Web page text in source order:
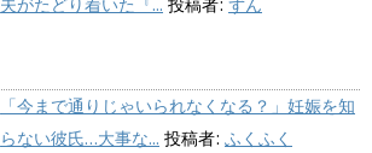
「今まで通りじゃいられなくなる？」妊娠を知
らない彼氏…大事な... 投稿者: ふくふく